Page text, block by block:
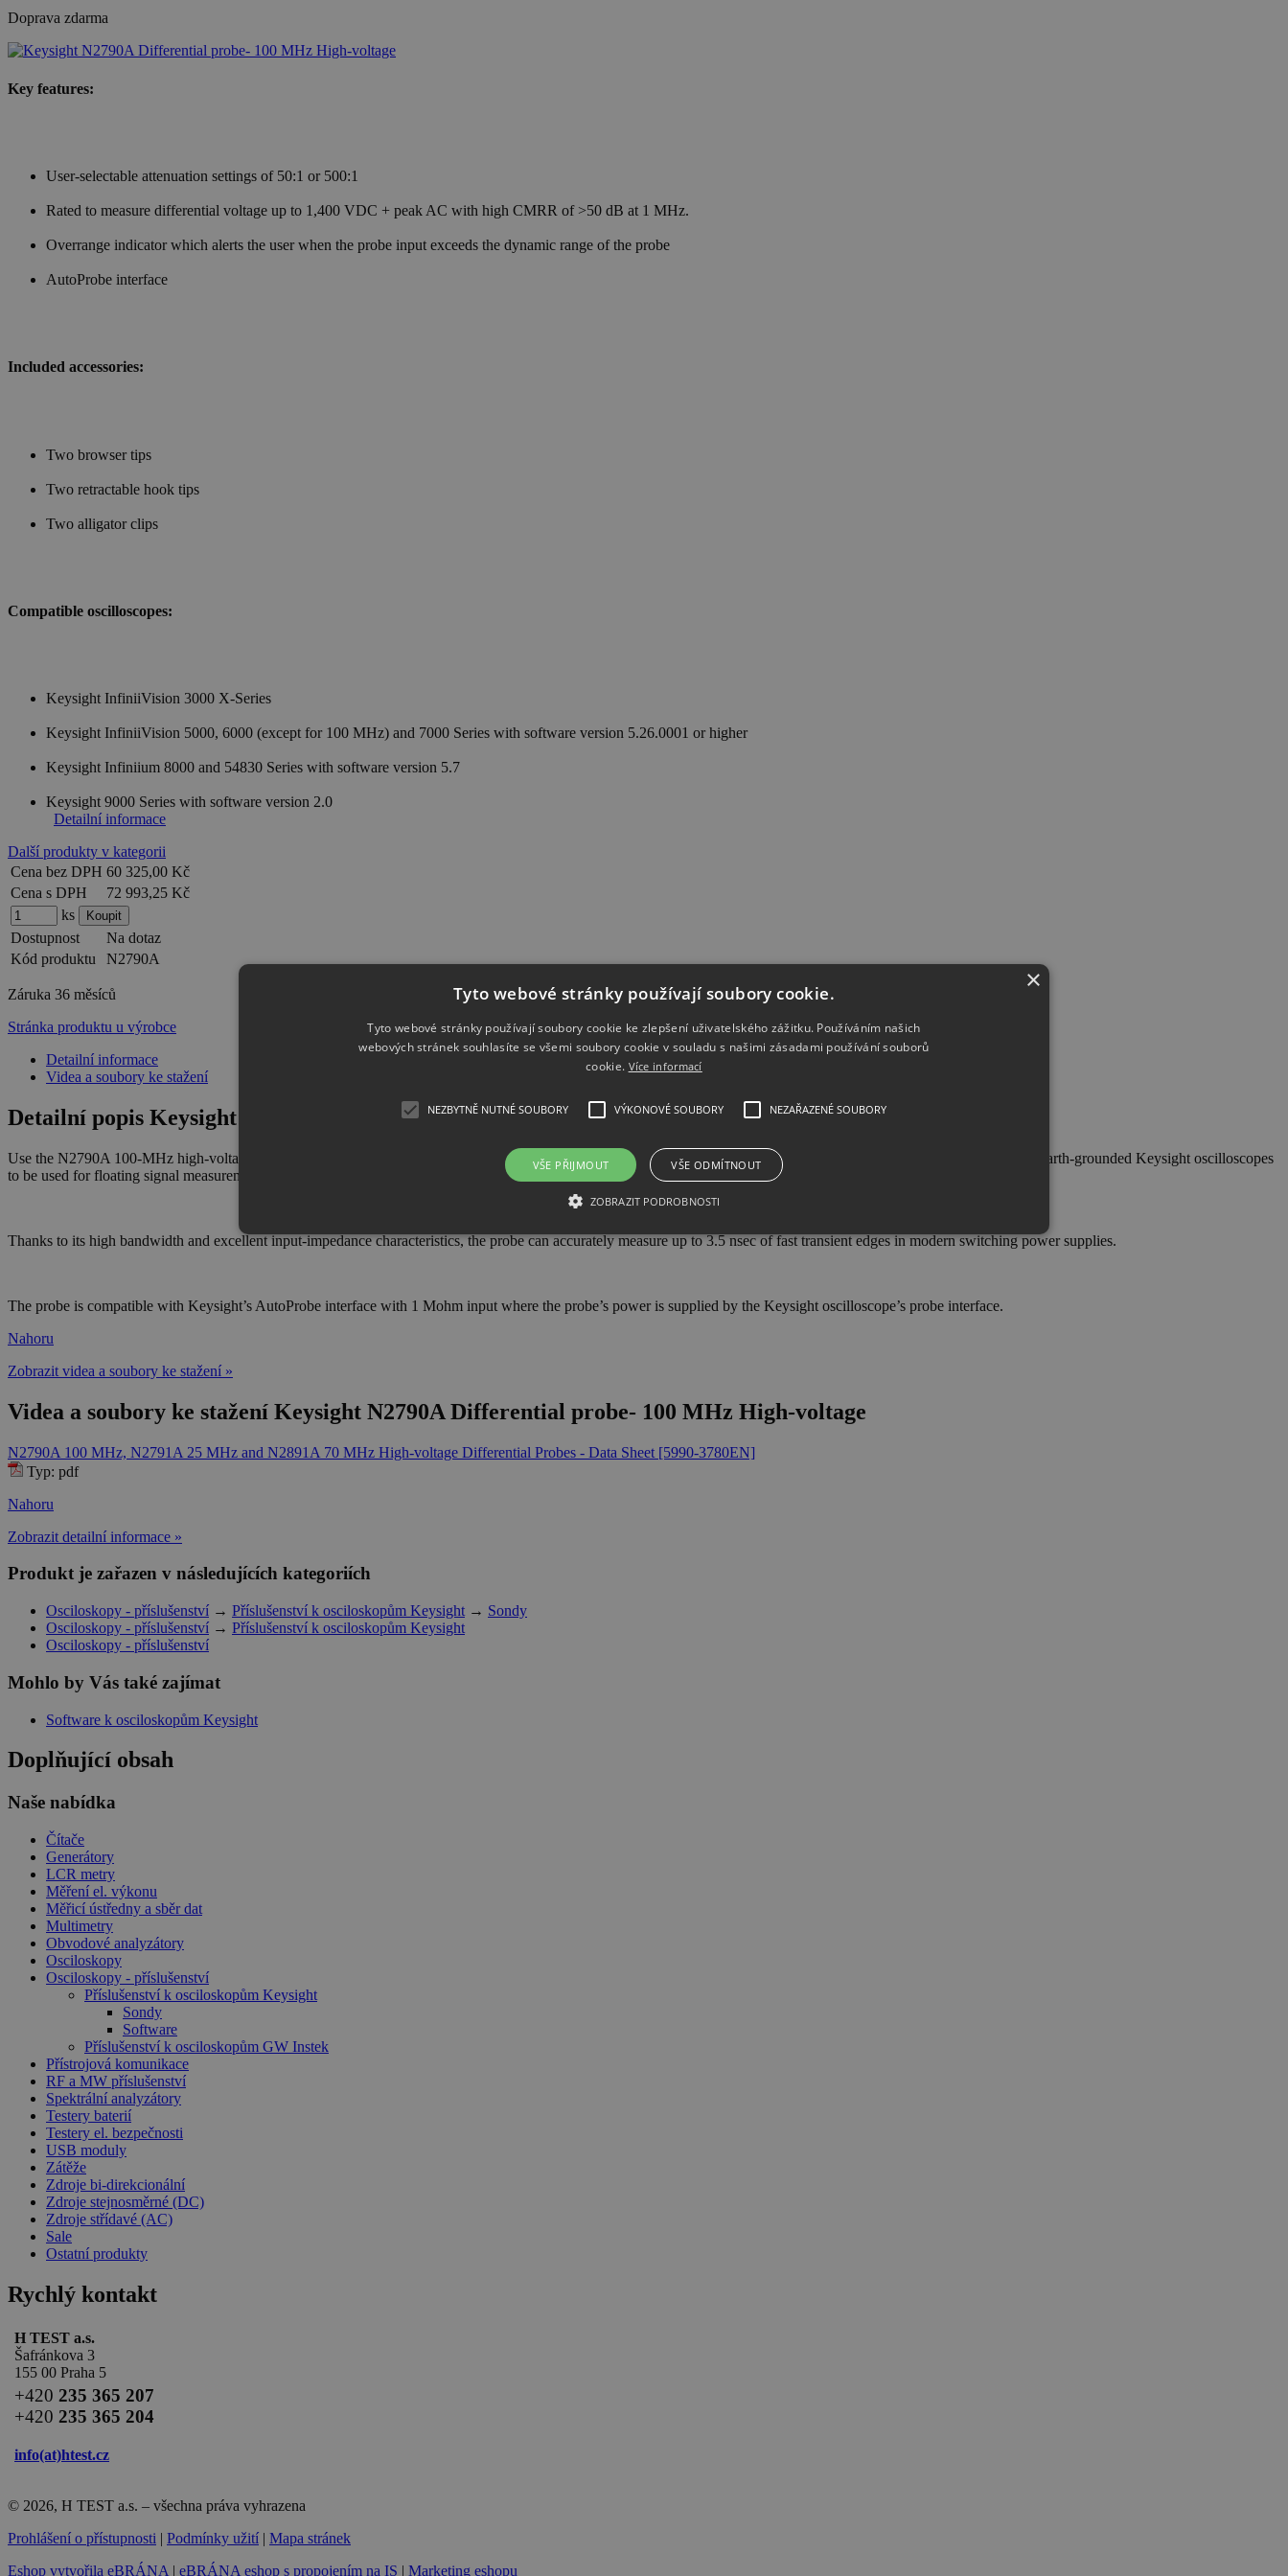
Doprava zdarma
Key features:
User-selectable attenuation settings of 50:1 or 500:1
Rated to measure differential voltage up to 1,400 VDC + peak AC with high CMRR of >50 dB at 1 MHz.
Overrange indicator which alerts the user when the probe input exceeds the dynamic range of the probe
AutoProbe interface
Included accessories:
Two browser tips
Two retractable hook tips
Two alligator clips
Compatible oscilloscopes:
Keysight InfiniiVision 3000 X-Series
Keysight InfiniiVision 5000, 6000 (except for 100 MHz) and 7000 Series with software version 5.26.0001 or higher
Keysight Infiniium 8000 and 54830 Series with software version 5.7
Keysight 9000 Series with software version 2.0
Detailní informace
Další produkty v kategorii
Cena bez DPH 60 325,00 Kč
Cena s DPH
72 993,25 Kč
ks
Dostupnost
Na dotaz
Kód produktu
N2790A
Záruka 36 měsíců
Stránka produktu u výrobce
Detailní informace
Videa a soubory ke stažení
Detailní popis Keysight N2790A Differential probe- 100 MHz High-voltage
Use the N2790A 100-MHz high-voltage differential probe to make safe and accurate floating measurements with an oscilloscope. The N2790A probe allows conventional earth-grounded Keysight oscilloscopes
to be used for floating signal measurements of up to 1,400 V of differential voltage and 1,000 V of common mode voltage.
Thanks to its high bandwidth and excellent input-impedance characteristics, the probe can accurately measure up to 3.5 nsec of fast transient edges in modern switching power supplies.
The probe is compatible with Keysight’s AutoProbe interface with 1 Mohm input where the probe’s power is supplied by the Keysight oscilloscope’s probe interface.
Nahoru
Zobrazit videa a soubory ke stažení »
Videa a soubory ke stažení Keysight N2790A Differential probe- 100 MHz High-voltage
N2790A 100 MHz, N2791A 25 MHz and N2891A 70 MHz High-voltage Differential Probes - Data Sheet [5990-3780EN]
Typ: pdf
Nahoru
Zobrazit detailní informace »
Produkt je zařazen v následujících kategoriích
Osciloskopy - příslušenství → Příslušenství k osciloskopům Keysight → Sondy
Osciloskopy - příslušenství → Příslušenství k osciloskopům Keysight
Osciloskopy - příslušenství
Mohlo by Vás také zajímat
Software k osciloskopům Keysight
Doplňující obsah
Naše nabídka
Čítače
Generátory
LCR metry
Měření el. výkonu
Měřicí ústředny a sběr dat
Multimetry
Obvodové analyzátory
Osciloskopy
Osciloskopy - příslušenství
Příslušenství k osciloskopům Keysight
Sondy
Software
Příslušenství k osciloskopům GW Instek
Přístrojová komunikace
RF a MW příslušenství
Spektrální analyzátory
Testery baterií
Testery el. bezpečnosti
USB moduly
Zátěže
Zdroje bi-direkcionální
Zdroje stejnosměrné (DC)
Zdroje střídavé (AC)
Sale
Ostatní produkty
Rychlý kontakt
H TEST a.s.
Šafránkova 3
155 00 Praha 5
+420 235 365 207
+420 235 365 204
info(at)htest.cz
© 2026, H TEST a.s. – všechna práva vyhrazena
Prohlášení o přístupnosti | Podmínky užití | Mapa stránek
Eshop vytvořila eBRÁNA | eBRÁNA eshop s propojením na IS | Marketing eshopu
×
Tyto webové stránky používají soubory cookie.
Tyto webové stránky používají soubory cookie ke zlepšení uživatelského zážitku. Používáním našich
webových stránek souhlasíte se všemi soubory cookie v souladu s našimi zásadami používání souborů
cookie. Více informací
NEZBYTNĚ NUTNÉ SOUBORY VÝKONOVÉ SOUBORY NEZAŘAZENÉ SOUBORY
VŠE PŘIJMOUT VŠE ODMÍTNOUT
ZOBRAZIT PODROBNOSTI